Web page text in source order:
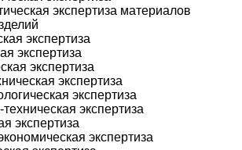
экспертиза материалов
экспертиза
экспертиза
экспертиза
экспертиза
экспертиза
экспертиза
экспертиза
экспертиза